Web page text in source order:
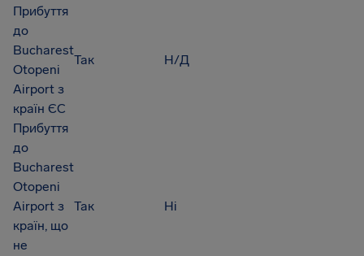
Прибуття
до
Bucharest
Otopeni
Airport з
країн ЄС
Так Н/Д
Прибуття
до
Bucharest
Otopeni
Airport з
країн, що
не
Так Ні